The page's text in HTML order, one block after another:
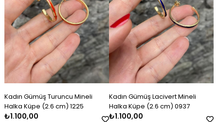
Kadın Gümüş Turuncu Mineli
Halka Küpe (2.6 cm) 1225
₺1.100,00
Kadın Gümüş Lacivert Mineli
Halka Küpe (2.6 cm) 0937
₺1.100,00